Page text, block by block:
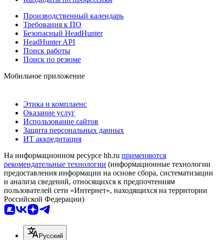
Производственный календарь
Требования к ПО
Безопасный HeadHunter
HeadHunter API
Поиск работы
Поиск по резюме
Мобильное приложение
Этика и комплаенс
Оказание услуг
Использование сайтов
Защита персональных данных
ИТ аккредитация
На информационном ресурсе hh.ru применяются
рекомендательные технологии (информационные технологии
предоставления информации на основе сбора, систематизации
и анализа сведений, относящихся к предпочтениям
пользователей сети «Интернет», находящихся на территории
Российской Федерации)
Русский